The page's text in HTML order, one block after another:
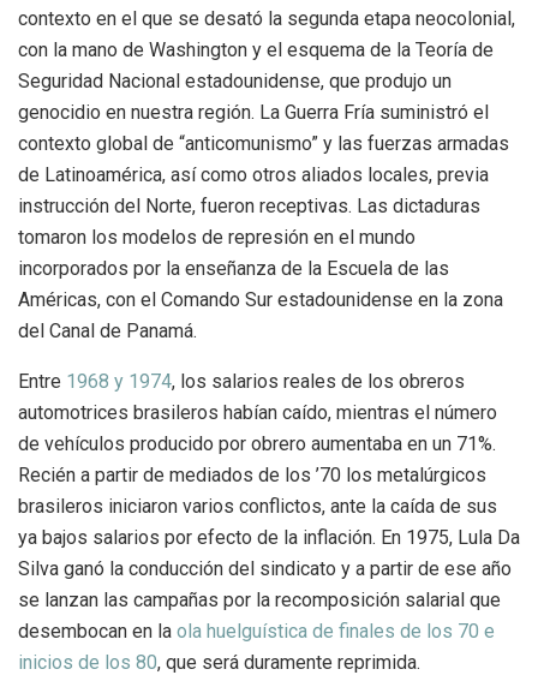
contexto en el que se desató la segunda etapa neocolonial,
con la mano de Washington y el esquema de la Teoría de
Seguridad Nacional estadounidense, que produjo un
genocidio en nuestra región. La Guerra Fría suministró el
contexto global de “anticomunismo” y las fuerzas armadas
de Latinoamérica, así como otros aliados locales, previa
instrucción del Norte, fueron receptivas. Las dictaduras
tomaron los modelos de represión en el mundo
incorporados por la enseñanza de la Escuela de las
Américas, con el Comando Sur estadounidense en la zona
del Canal de Panamá.
Entre 1968 y 1974, los salarios reales de los obreros
automotrices brasileros habían caído, mientras el número
de vehículos producido por obrero aumentaba en un 71%.
Recién a partir de mediados de los ’70 los metalúrgicos
brasileros iniciaron varios conflictos, ante la caída de sus
ya bajos salarios por efecto de la inflación. En 1975, Lula Da
Silva ganó la conducción del sindicato y a partir de ese año
se lanzan las campañas por la recomposición salarial que
desembocan en la ola huelguística de finales de los 70 e
inicios de los 80, que será duramente reprimida.